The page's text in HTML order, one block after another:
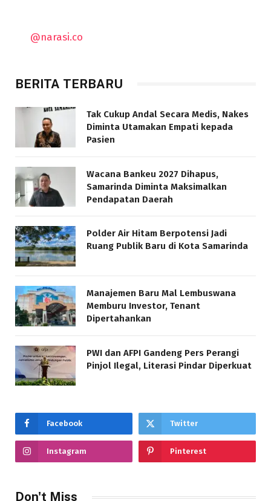
@narasi.co
BERITA TERBARU
Tak Cukup Andal Secara Medis, Nakes
Diminta Utamakan Empati kepada
Pasien
Wacana Bankeu 2027 Dihapus,
Samarinda Diminta Maksimalkan
Pendapatan Daerah
Polder Air Hitam Berpotensi Jadi
Ruang Publik Baru di Kota Samarinda
Manajemen Baru Mal Lembuswana
Memburu Investor, Tenant
Dipertahankan
PWI dan AFPI Gandeng Pers Perangi
Pinjol Ilegal, Literasi Pindar Diperkuat
Facebook Twitter
Instagram Pinterest
Don't Miss